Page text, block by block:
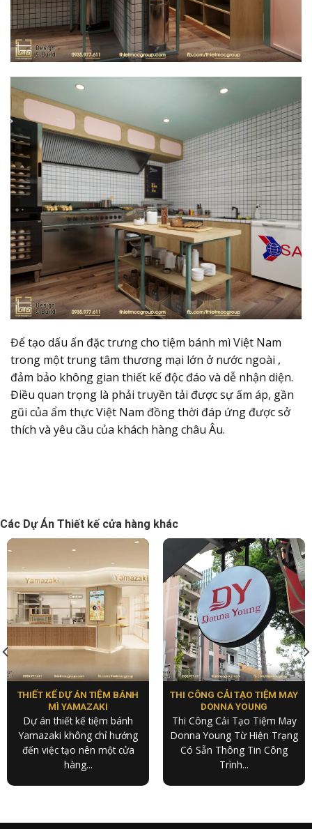
Để tạo dấu ấn đặc trưng cho tiệm bánh mì Việt Nam
trong một trung tâm thương mại lớn ở nước ngoài ,
đảm bảo không gian thiết kế độc đáo và dễ nhận diện.
Điều quan trọng là phải truyền tải được sự ấm áp, gần
gũi của ẩm thực Việt Nam đồng thời đáp ứng được sở
thích và yêu cầu của khách hàng châu Âu.
Các Dự Án Thiết kế cửa hàng khác
THIẾT KẾ DỰ ÁN TIỆM BÁNH
MÌ YAMAZAKI
Dự án thiết kế tiệm bánh
Yamazaki không chỉ hướng
đến việc tạo nên một cửa
hàng...
THI CÔNG CẢI TẠO TIỆM MAY
DONNA YOUNG
Thi Công Cải Tạo Tiệm May
Donna Young Từ Hiện Trạng
Có Sẵn Thông Tin Công
Trình...